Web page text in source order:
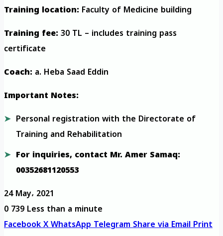
Training location: Faculty of Medicine building
Training fee:30 TL – includes training pass
certificate
Coach: a. Heba Saad Eddin
Important Notes:
Personal registration with the Directorate of
Training and Rehabilitation
For inquiries, contact Mr. Amer Samaq:
00352681120553
24 May، 2021
0739Less than a minute
FacebookXWhatsAppTelegramShare via EmailPrint